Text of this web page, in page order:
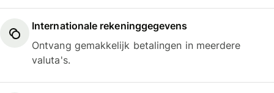
Internationale rekeninggegevens
Ontvang gemakkelijk betalingen in meerdere
valuta's.